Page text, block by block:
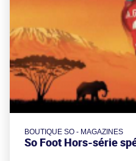
BOUTIQUE SO - MAGAZINES
So Foot Hors-série